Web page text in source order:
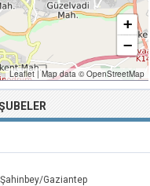
+
−
Leaflet |Map data ©OpenStreetMap
Gaziantep